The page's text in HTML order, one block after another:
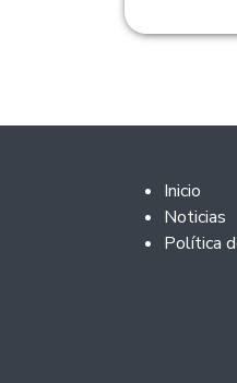
Footer 2
Inicio
Noticias
Política